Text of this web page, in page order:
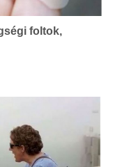
foltok,